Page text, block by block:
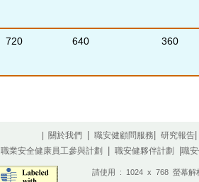
720 640 360
| 關於我們| 職安健顧問服務 研究報告
職業安全健康員工參與計劃 職安健夥伴計劃 職
請使用 : 1024 x 768 螢幕解